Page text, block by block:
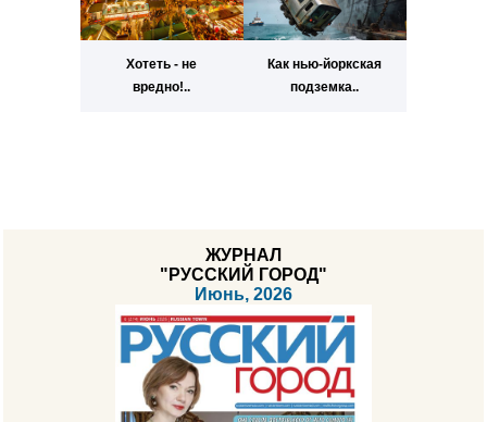
Хотеть - не
вредно!..
Как нью-йоркская
подземка..
ЖУРНАЛ
"РУССКИЙ ГОРОД"
Июнь, 2026